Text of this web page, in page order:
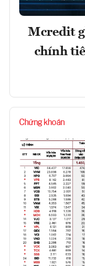
Mcredit
chính
Chứng khoán